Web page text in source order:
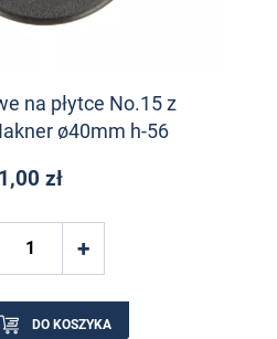
na płytce No.15 z
ø40mm h-56
1,00 zł
DO KOSZYKA